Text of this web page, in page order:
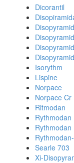
Dicorantil
Isorythm
Lispine
Norpace
Norpace Cr
Ritmodan
Rythmodan
Rythmodan
Searle 703
Xi-